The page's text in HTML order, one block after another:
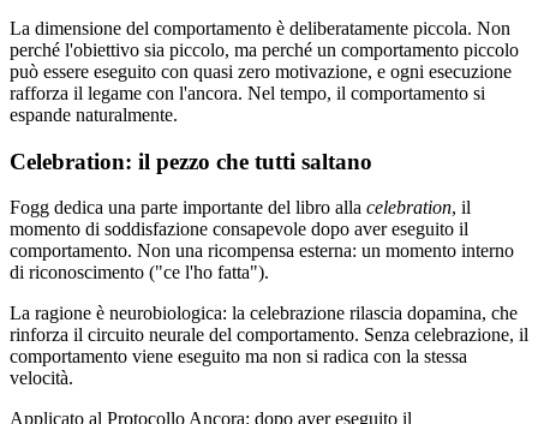
La dimensione del comportamento è deliberatamente piccola. Non
perché l'obiettivo sia piccolo, ma perché un comportamento piccolo
può essere eseguito con quasi zero motivazione, e ogni esecuzione
rafforza il legame con l'ancora. Nel tempo, il comportamento si
espande naturalmente.
Celebration: il pezzo che tutti saltano
Fogg dedica una parte importante del libro alla celebration, il
momento di soddisfazione consapevole dopo aver eseguito il
comportamento. Non una ricompensa esterna: un momento interno
di riconoscimento ("ce l'ho fatta").
La ragione è neurobiologica: la celebrazione rilascia dopamina, che
rinforza il circuito neurale del comportamento. Senza celebrazione, il
comportamento viene eseguito ma non si radica con la stessa
velocità.
Applicato al Protocollo Ancora: dopo aver eseguito il